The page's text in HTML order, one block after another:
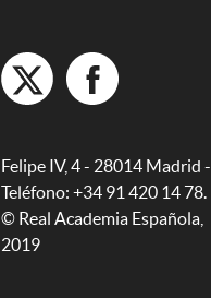
Felipe IV, 4 - 28014 Madrid -
Teléfono: +34 91 420 14 78.
© Real Academia Española,
2019